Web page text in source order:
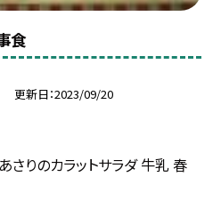
食
更新日 2023/09/20
さりのカラットサラダ 牛乳 春